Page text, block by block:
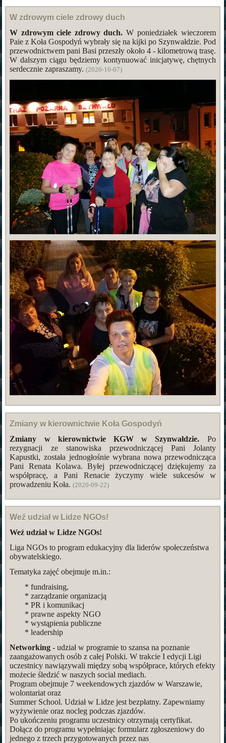
W zdrowym ciele zdrowy duch
W zdrowym ciele zdrowy duch. W poniedziałek wieczorem
Paie z Koła Gospodyń wybrały się na kijki po Szynwałdzie. Pod
przewodnictwem pani Basi przeszły około 4 - kilometrową trasę.
W dalszym ciągu będziemy kontynuować inicjatywę, chętnych
serdecznie zapraszamy.(2020-10-07)
Zmiany w kierownictwie Koła Gospodyń
Zmiany w kierownictwie KGW w Szynwałdzie. Po
rezygnacji ze stanowiska przewodniczącej Pani Jolanty
Kapustki, została jednogłośnie wybrana nowa przewodnicząca
Pani Renata Kolawa. Byłej przewodniczącej dziękujemy za
współpracę, a Pani Renacie życzymy wiele sukcesów w
prowadzeniu Koła.(2020-09-22)
Weź udział w Lidze NGOs!
Weź udział w Lidze NGOs!
Liga NGOs to program edukacyjny dla liderów społeczeństwa
obywatelskiego.
Tematyka zajęć obejmuje m.in.:
* fundraising,
* zarządzanie organizacją
* PR i komunikacj
* prawne aspekty NGO
* wystąpienia publiczne
* leadership
Networking - udział w programie to szansa na poznanie
zaangażowanych osób z całej Polski. W trakcie I edycji Ligi
uczestnicy nawiązywali między sobą współprace, których efekty
możecie śledzić w naszych social mediach.
Program obejmuje 7 weekendowych zjazdów w Warszawie,
wolontariat oraz
Summer School. Udział w Lidze jest bezpłatny. Zapewniamy
wyżywienie oraz nocleg podczas zjazdów.
Po ukończeniu programu uczestnicy otrzymają certyfikat.
Dołącz do programu wypełniając formularz zgłoszeniowy do
jednego z trzech przygotowanych przez nas